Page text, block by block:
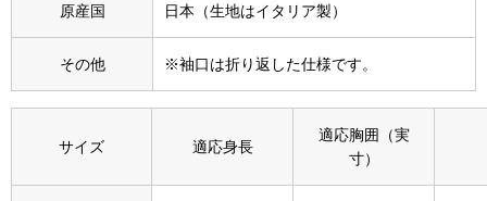
ネックレス
ブレスレット
その他
原産国 日本（生地はイタリア製）
その他 ※袖口は折り返した仕様です。
サイズ 適応身長
適応胸囲（実
寸）